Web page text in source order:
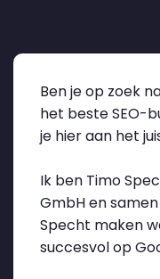
Ben je op zoek
het beste SEO-
je hier aan het
Ik ben Timo
GmbH en
Specht maken
succesvol op